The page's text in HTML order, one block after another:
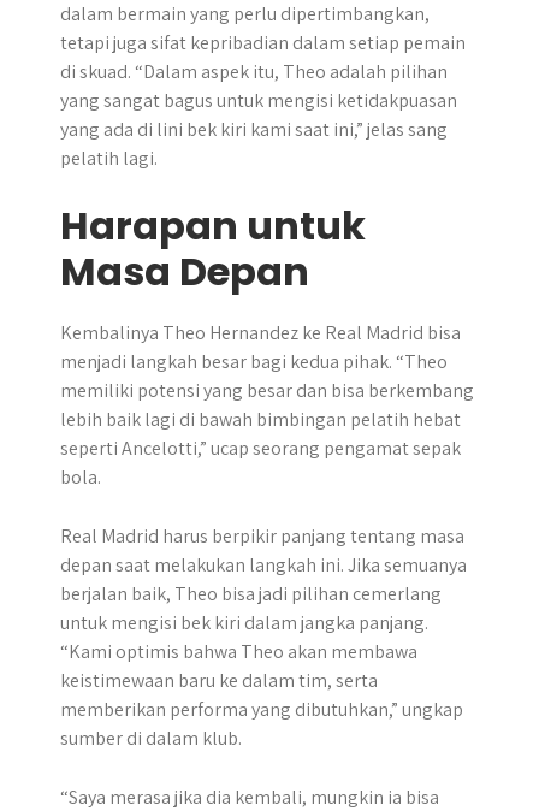
dalam bermain yang perlu dipertimbangkan,
tetapi juga sifat kepribadian dalam setiap pemain
di skuad. “Dalam aspek itu, Theo adalah pilihan
yang sangat bagus untuk mengisi ketidakpuasan
yang ada di lini bek kiri kami saat ini,” jelas sang
pelatih lagi.
Harapan untuk
Masa Depan
​Kembalinya Theo Hernandez ke Real Madrid bisa
menjadi langkah besar bagi kedua pihak.​ “Theo
memiliki potensi yang besar dan bisa berkembang
lebih baik lagi di bawah bimbingan pelatih hebat
seperti Ancelotti,” ucap seorang pengamat sepak
bola.
Real Madrid harus berpikir panjang tentang masa
depan saat melakukan langkah ini. Jika semuanya
berjalan baik, Theo bisa jadi pilihan cemerlang
untuk mengisi bek kiri dalam jangka panjang.
“Kami optimis bahwa Theo akan membawa
keistimewaan baru ke dalam tim, serta
memberikan performa yang dibutuhkan,” ungkap
sumber di dalam klub.
“Saya merasa jika dia kembali, mungkin ia bisa